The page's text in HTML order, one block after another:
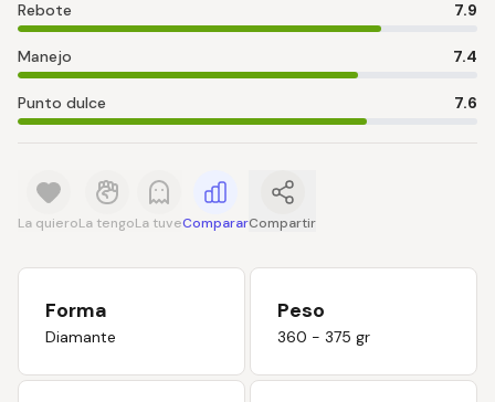
Rebote 7.9
Manejo 7.4
Punto dulce 7.6
La quieroLa tengoLa tuveCompararCompartir
Forma
Diamante
Peso
360 - 375 gr